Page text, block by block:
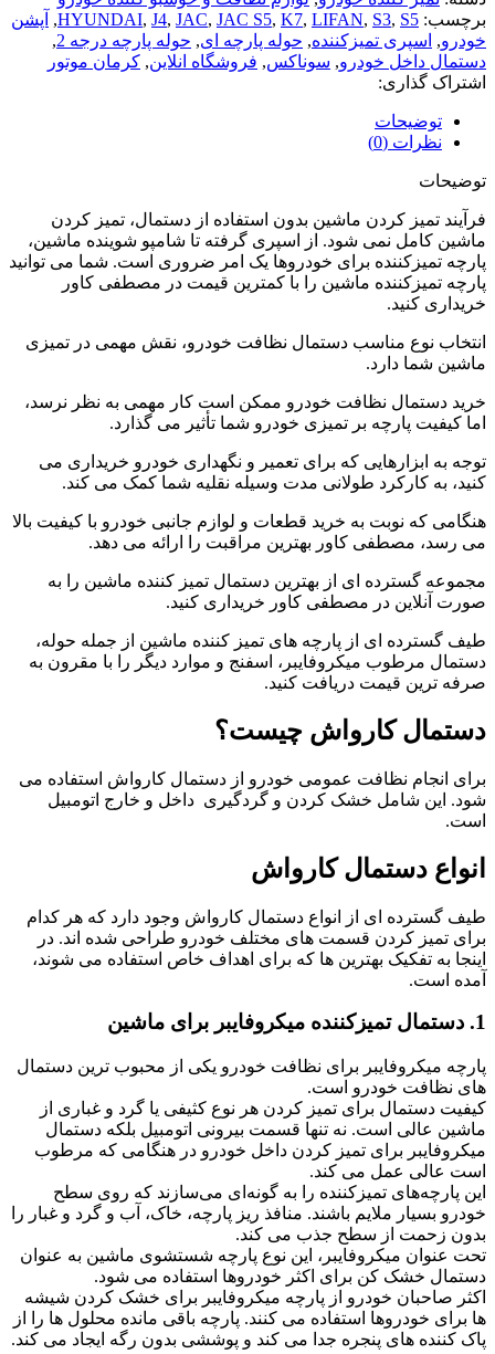
برچسب:
HYUNDAI, J4, JAC, JAC S5, K7, LIFAN, S3, S5
, آپشن
خودرو, اسپری تمیزکننده, حوله پارچه ای, حوله پارچه درجه 2
,
دستمال داخل خودرو, سوناکس, فروشگاه انلاین, کرمان موتور
اشتراک گذاری:
توضیحات
نظرات (0)
توضیحات
فرآیند تمیز کردن ماشین بدون استفاده از دستمال، تمیز کردن
ماشین کامل نمی شود. از اسپری گرفته تا شامپو شوینده ماشین،
پارچه تمیزکننده برای خودروها یک امر ضروری است. شما می توانید
پارچه تمیزکننده ماشین را با کمترین قیمت در مصطفی کاور
خریداری کنید.
انتخاب نوع مناسب دستمال نظافت خودرو، نقش مهمی در تمیزی
ماشین شما دارد.
خرید دستمال نظافت خودرو ممکن است کار مهمی به نظر نرسد،
اما کیفیت پارچه بر تمیزی خودرو شما تأثیر می گذارد.
توجه به ابزارهایی که برای تعمیر و نگهداری خودرو خریداری می
کنید، به کارکرد طولانی مدت وسیله نقلیه شما کمک می کند.
هنگامی که نوبت به خرید قطعات و لوازم جانبی خودرو با کیفیت بالا
می رسد، مصطفی کاور بهترین مراقبت را ارائه می دهد.
مجموعه گسترده ای از بهترین دستمال تمیز کننده ماشین را به
صورت آنلاین در مصطفی کاور خریداری کنید.
طیف گسترده ای از پارچه های تمیز کننده ماشین از جمله حوله،
دستمال مرطوب میکروفایبر، اسفنج و موارد دیگر را با مقرون به
صرفه ترین قیمت دریافت کنید.
دستمال کارواش چیست؟
برای انجام نظافت عمومی خودرو از دستمال کارواش استفاده می
شود. این شامل خشک کردن و گردگیری داخل و خارج اتومبیل
است.
انواع دستمال کارواش
طیف گسترده ای از انواع دستمال کارواش وجود دارد که هر کدام
برای تمیز کردن قسمت های مختلف خودرو طراحی شده اند. در
اینجا به تفکیک بهترین ها که برای اهداف خاص استفاده می شوند،
آمده است.
1. دستمال تمیزکننده میکروفایبر برای ماشین
پارچه میکروفایبر برای نظافت خودرو یکی از محبوب ترین دستمال
های نظافت خودرو است.
کیفیت دستمال برای تمیز کردن هر نوع کثیفی یا گرد و غباری از
ماشین عالی است. نه تنها قسمت بیرونی اتومبیل بلکه دستمال
میکروفایبر برای تمیز کردن داخل خودرو در هنگامی که مرطوب
است عالی عمل می کند.
این پارچه‌های تمیزکننده را به گونه‌ای می‌سازند که روی سطح
خودرو بسیار ملایم باشند. منافذ ریز پارچه، خاک، آب و گرد و غبار را
بدون زحمت از سطح جذب می کند.
تحت عنوان میکروفایبر، این نوع پارچه شستشوی ماشین به عنوان
دستمال خشک کن برای اکثر خودروها استفاده می شود.
اکثر صاحبان خودرو از پارچه میکروفایبر برای خشک کردن شیشه
ها برای خودروها استفاده می کنند. پارچه باقی مانده محلول ها را از
پاک کننده های پنجره جدا می کند و پوششی بدون رگه ایجاد می کند.